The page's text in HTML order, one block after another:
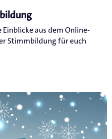
aus dem Online-
Stimmbildung für euch